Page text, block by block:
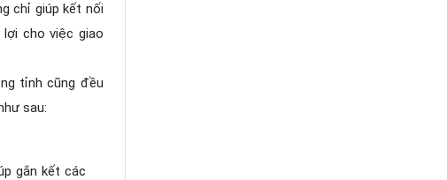
chỉ giúp kết nối
cho việc giao
tỉnh cũng đều
sau:
gắn kết các